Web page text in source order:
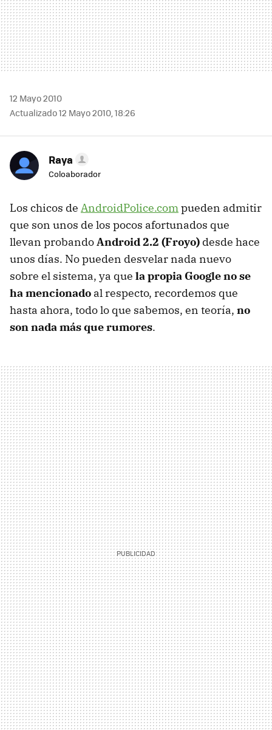
12 Mayo 2010
Actualizado 12 Mayo 2010, 18:26
Raya
Coloaborador
Los chicos de AndroidPolice.compueden admitir
que son unos de los pocos afortunados que
llevan probandoAndroid 2.2 (Froyo) desde hace
unos días. No pueden desvelar nada nuevo
sobre el sistema, ya que la propia Google no se
ha mencionado al respecto, recordemos que
hasta ahora, todo lo que sabemos, en teoría, no
son nada más que rumores.